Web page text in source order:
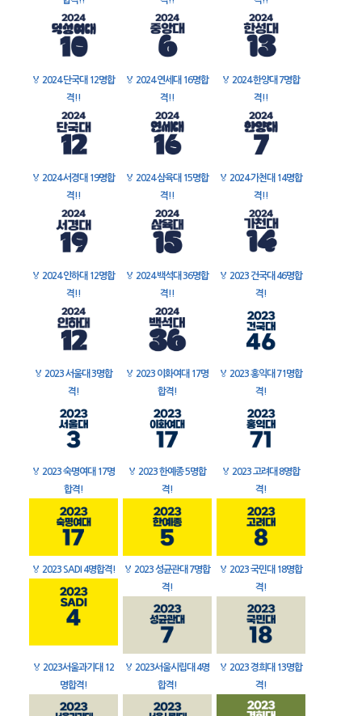
🏅 2024 단국대 12명합
격!!
🏅 2024 연세대 16명합
격!!
🏅 2024 한양대 7명합
격!!
🏅 2024 서경대 19명합
격!!
🏅 2024 삼육대 15명합
격!!
🏅 2024 가천대 14명합
격!!
🏅 2024 인하대 12명합
격!!
🏅 2024 백석대 36명합
격!!
🏅 2023 건국대 46명합
격!
🏅 2023 서울대 3명합
격!
🏅 2023 이화여대 17명
합격!
🏅 2023 홍익대 71명합
격!
🏅 2023 숙명여대 17명
합격!
🏅 2023 한예종 5명합
격!
🏅 2023 고려대 8명합
격!
🏅 2023 SADI 4명합격! 🏅 2023 성균관대 7명합
격!
🏅 2023 국민대 18명합
격!
🏅 2023서울과기대 12
명합격!
🏅 2023서울시립대 4명
합격!
🏅 2023 경희대 13명합
격!